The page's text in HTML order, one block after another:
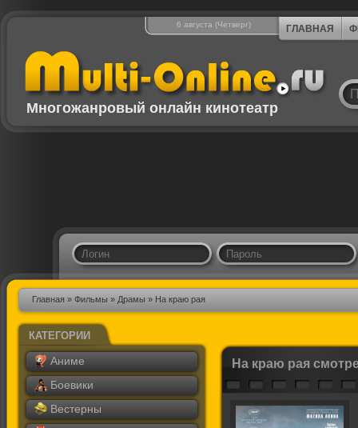
6 августа (Четверг) ГЛАВНАЯ
Многожанровый онлайн кинотеатр
Главная » Фильмы » Драмы » На краю рая
КАТЕГОРИИ
Аниме
Боевики
Вестерны
На краю рая